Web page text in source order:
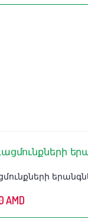
AMD